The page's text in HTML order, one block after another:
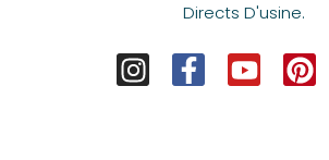
Directs D'usine.